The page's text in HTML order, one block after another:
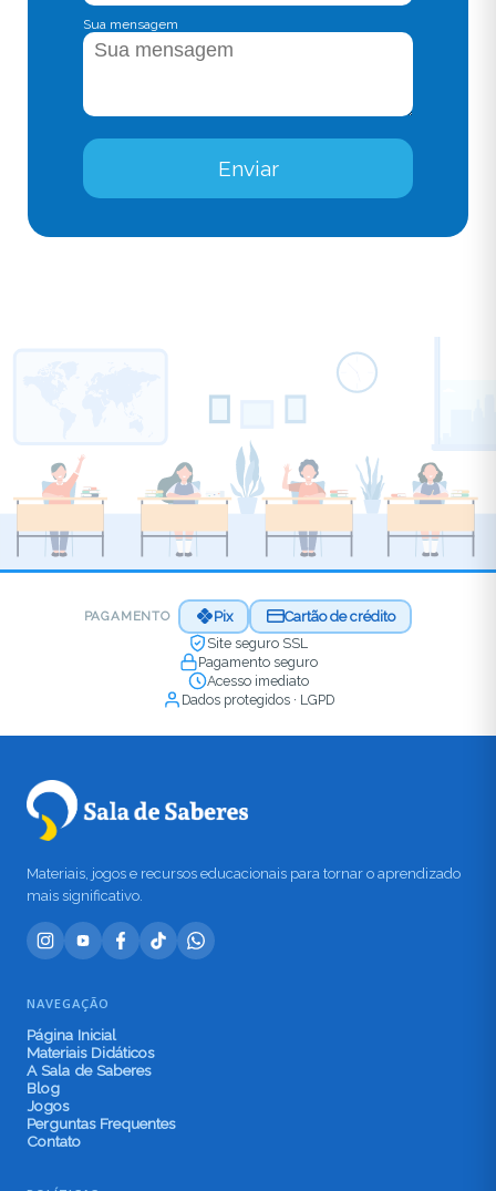
Sua mensagem
Enviar
PAGAMENTO Pix
Cartão de crédito
Site seguro SSL
Pagamento seguro
Acesso imediato
Dados protegidos · LGPD
Materiais, jogos e recursos educacionais para tornar o aprendizado
mais significativo.
NAVEGAÇÃO
Página Inicial
Materiais Didáticos
A Sala de Saberes
Blog
Jogos
Perguntas Frequentes
Contato